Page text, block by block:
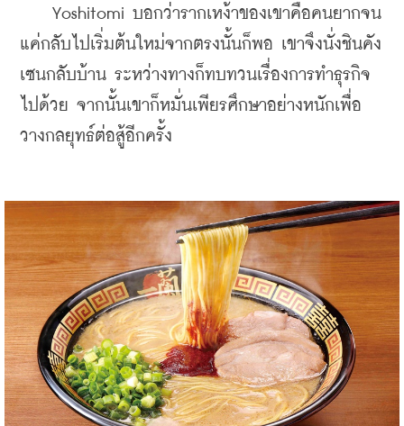
Yoshitomi บอกว่ารากเหง้าของเขาคือคนยากจน
แค่กลับไปเริ่มต้นใหม่จากตรงนั้นก็พอ เขาจึงนั่งชินคัง
เซนกลับบ้าน ระหว่างทางก็ทบทวนเรื่องการทำธุรกิจ
ไปด้วย จากนั้นเขาก็หมั่นเพียรศึกษาอย่างหนักเพื่อ
วางกลยุทธ์ต่อสู้อีกครั้ง